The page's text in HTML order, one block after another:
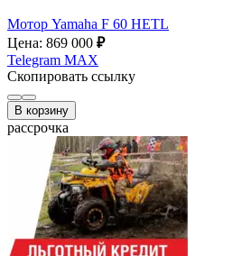
Мотор Yamaha F 60 HETL
Цена: 869 000 ₽
Telegram MAX
Скопировать ссылку
В корзину
рассрочка